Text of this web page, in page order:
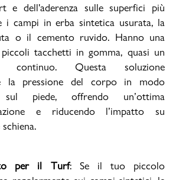
e dell'aderenza sulle superfici più
i campi in erba sintetica usurata, la
o il cemento ruvido. Hanno una
tacchetti in gomma, quasi un
continuo. Questa soluzione
la pressione del corpo in modo
sul piede, offrendo un’ottima
e riducendo l’impatto su
per il Turf: Se il tuo piccolo